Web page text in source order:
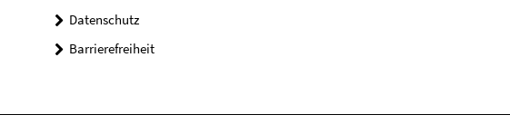
Datenschutz
Barrierefreiheit